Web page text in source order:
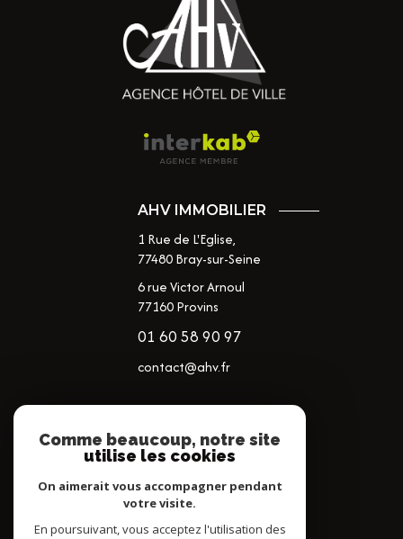
AHV IMMOBILIER
1 Rue de L'Eglise,
77480Bray-sur-Seine
6 rue Victor Arnoul
77160 Provins
01 60 58 90 97
contact@ahv.fr
NOS RÉSEAUX
NOUS SUIVRE
Comme beaucoup, notre site
utilise les cookies
On aimerait vous accompagner pendant
votre visite.
En poursuivant, vous acceptez l'utilisation des